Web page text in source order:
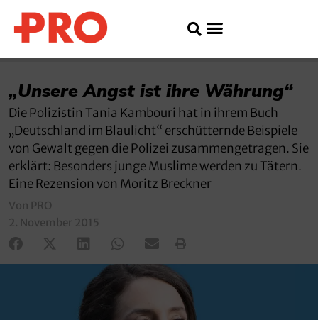
„Unsere Angst ist ihre Währung“
Die Polizistin Tania Kambouri hat in ihrem Buch
„Deutschland im Blaulicht“ erschütternde Beispiele
von Gewalt gegen die Polizei zusammengetragen. Sie
erklärt: Besonders junge Muslime werden zu Tätern.
Eine Rezension von Moritz Breckner
Von PRO
2. November 2015